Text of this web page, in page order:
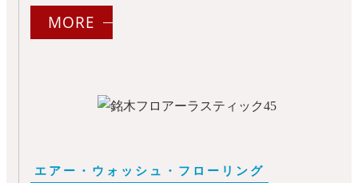
MORE